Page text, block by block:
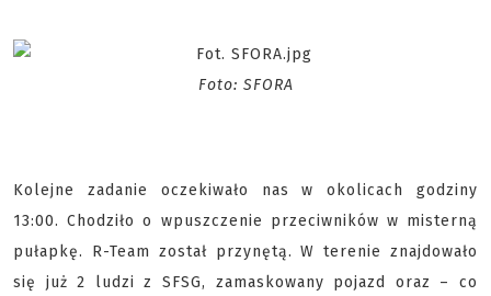
Foto: SFORA
Kolejne zadanie oczekiwało nas w okolicach godziny
13:00. Chodziło o wpuszczenie przeciwników w misterną
pułapkę. R-Team został przynętą. W terenie znajdowało
się już 2 ludzi z SFSG, zamaskowany pojazd oraz – co